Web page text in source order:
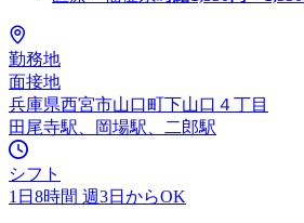
勤務地
面接地
兵庫県西宮市山口町下山口４丁目
田尾寺駅、岡場駅、二郎駅
シフト
1日8時間 週3日からOK